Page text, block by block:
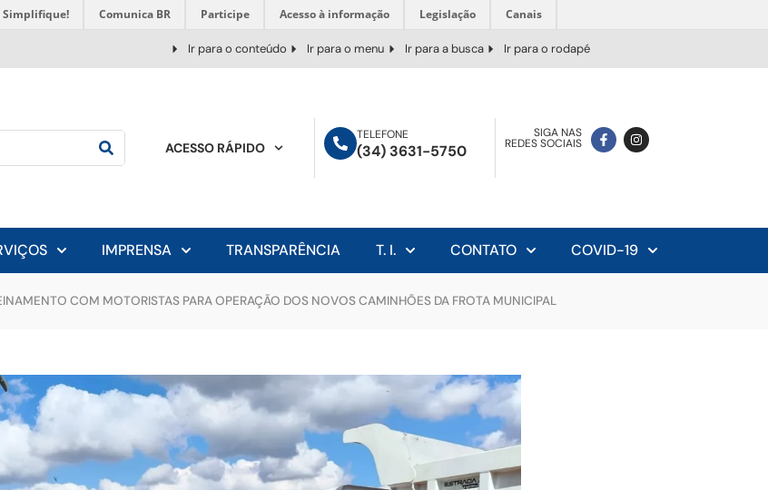
Simplifique! Comunica BR Participe Acesso à informação Legislação Canais
Ir para o conteúdo Ir para o menu Ir para a busca Ir para o rodapé
ACESSO RÁPIDO
TELEFONE
(34) 3631-5750
SIGA NAS
REDES SOCIAIS
IMPRENSA TRANSPARÊNCIA T. I. CONTATO COVID-19
COM MOTORISTAS PARA OPERAÇÃO DOS NOVOS CAMINHÕES DA FROTA MUNICIPAL